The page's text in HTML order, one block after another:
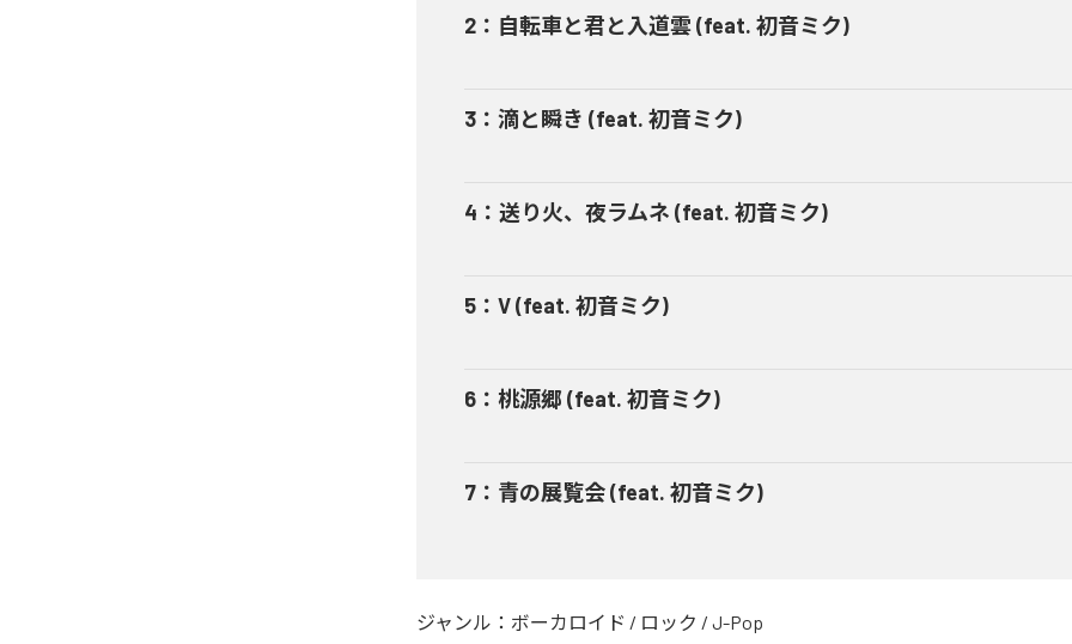
2 ： 自転車と君と入道雲 (feat. 初音ミク)
3 ： 滴と瞬き (feat. 初音ミク)
4 ： 送り火、夜ラムネ (feat. 初音ミク)
5 ： V (feat. 初音ミク)
6 ： 桃源郷 (feat. 初音ミク)
7 ： 青の展覧会 (feat. 初音ミク)
ジャンル： ボーカロイド / ロック / J-Pop